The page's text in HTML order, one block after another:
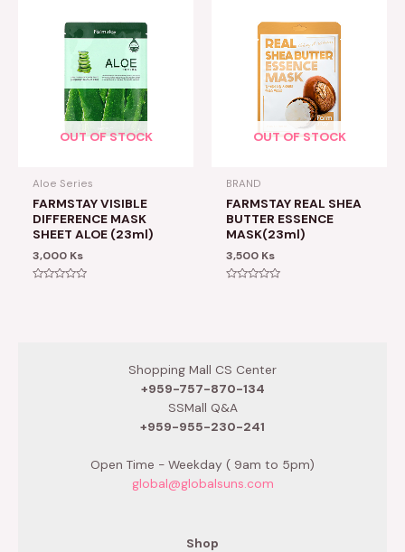
OUT OF STOCK
Aloe Series
FARMSTAY VISIBLE
DIFFERENCE MASK
SHEET ALOE (23ml)
3,000 Ks
OUT OF STOCK
BRAND
FARMSTAY REAL SHEA
BUTTER ESSENCE
MASK(23ml)
3,500 Ks
Shopping Mall CS Center
+959-757-870-134
SSMall Q&A
+959-955-230-241
Open Time - Weekday ( 9am to 5pm)
global@globalsuns.com
Shop